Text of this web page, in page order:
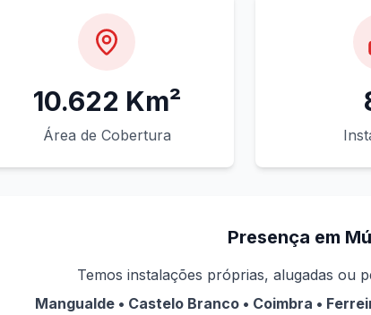
10.622 Km²
Área de Cobertura
Presença em
Temos instalações próprias, alugadas ou
Mangualde • Castelo Branco • Coimbra •